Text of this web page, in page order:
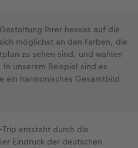
Ihrer hexxas auf die
möglichst an den Farben, die
zu sehen sind, und wählen
unserem Beispiel sind es
ein harmonisches Gesamtbild
entsteht durch die
Eindruck der deutschen